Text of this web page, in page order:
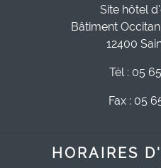
Site hôtel
Bâtiment
12400
Tél : 05
Fax : 05
HORAIRES